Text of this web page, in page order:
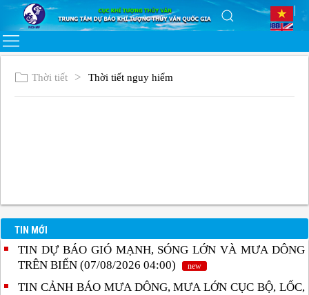
Thời tiết Thời tiết nguy hiểm
TIN MỚI
TIN DỰ BÁO GIÓ MẠNH, SÓNG LỚN VÀ MƯA DÔNG
TRÊN BIỂN (07/08/2026 04:00)
new
TIN CẢNH BÁO MƯA DÔNG, MƯA LỚN CỤC BỘ, LỐC,